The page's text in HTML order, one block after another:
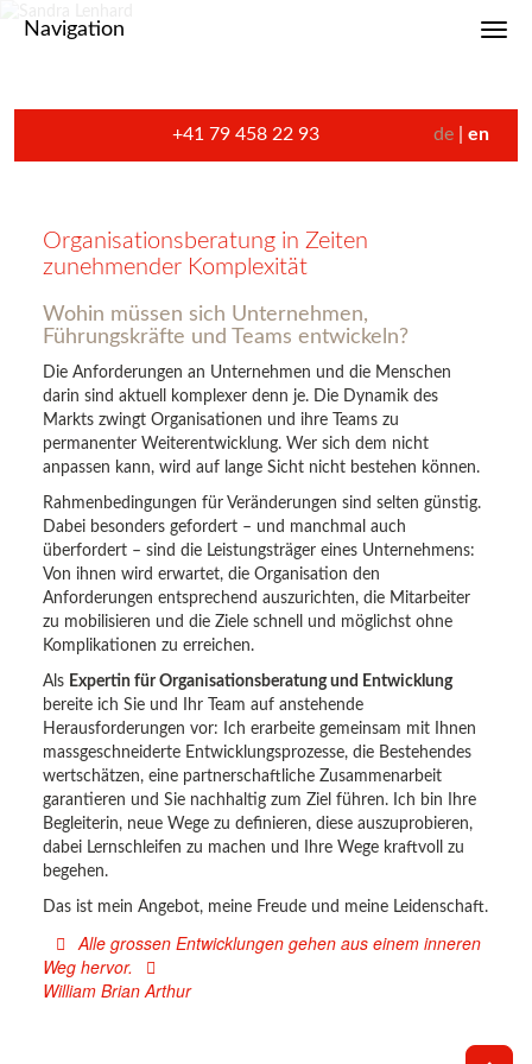
Navigation
+41 79 458 22 93 de en
Organisationsberatung in Zeiten
zunehmender Komplexität
Wohin müssen sich Unternehmen,
Führungskräfte und Teams entwickeln?
Die Anforderungen an Unternehmen und die Menschen
darin sind aktuell komplexer denn je. Die Dynamik des
Markts zwingt Organisationen und ihre Teams zu
permanenter Weiterentwicklung. Wer sich dem nicht
anpassen kann, wird auf lange Sicht nicht bestehen können.
Rahmenbedingungen für Veränderungen sind selten günstig.
Dabei besonders gefordert – und manchmal auch
überfordert – sind die Leistungsträger eines Unternehmens:
Von ihnen wird erwartet, die Organisation den
Anforderungen entsprechend auszurichten, die Mitarbeiter
zu mobilisieren und die Ziele schnell und möglichst ohne
Komplikationen zu erreichen.
Als Expertin für Organisationsberatung und Entwicklung
bereite ich Sie und Ihr Team auf anstehende
Herausforderungen vor: Ich erarbeite gemeinsam mit Ihnen
massgeschneiderte Entwicklungsprozesse, die Bestehendes
wertschätzen, eine partnerschaftliche Zusammenarbeit
garantieren und Sie nachhaltig zum Ziel führen. Ich bin Ihre
Begleiterin, neue Wege zu definieren, diese auszuprobieren,
dabei Lernschleifen zu machen und Ihre Wege kraftvoll zu
begehen.
Das ist mein Angebot, meine Freude und meine Leidenschaft.
Alle grossen Entwicklungen gehen aus einem inneren
Weg hervor.
William Brian Arthur